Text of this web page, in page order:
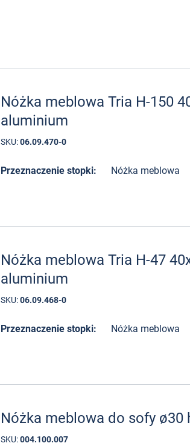
Nóżka meblowa Tria H-150
aluminium
SKU: 06.09.470-0
Przeznaczenie stopki: Nóżka meblowa
Nóżka meblowa Tria H-47
aluminium
SKU: 06.09.468-0
Przeznaczenie stopki: Nóżka meblowa
Nóżka meblowa do sofy ø30
SKU: 004.100.007